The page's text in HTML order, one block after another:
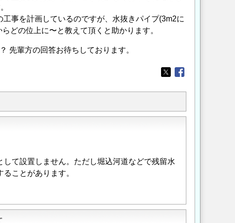
事を計画しているのですが、水抜きパイプ(3m2に
どの位上に〜と教えて頂くと助かります。
先輩方の回答お待ちしております。
Opens in a new
Opens in a new
て設置しません。ただし堀込河道などで残留水
ことがあります。